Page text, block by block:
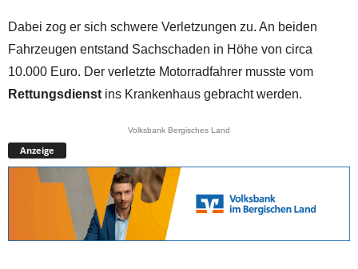
Dabei zog er sich schwere Verletzungen zu. An beiden
Fahrzeugen entstand Sachschaden in Höhe von circa
10.000 Euro. Der verletzte Motorradfahrer musste vom
Rettungsdienst ins Krankenhaus gebracht werden.
Volksbank Bergisches Land
Anzeige